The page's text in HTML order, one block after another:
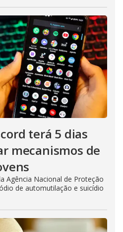
terá 5 dias
mecanismos de
Agência Nacional de Proteção
de automutilação e suicídio